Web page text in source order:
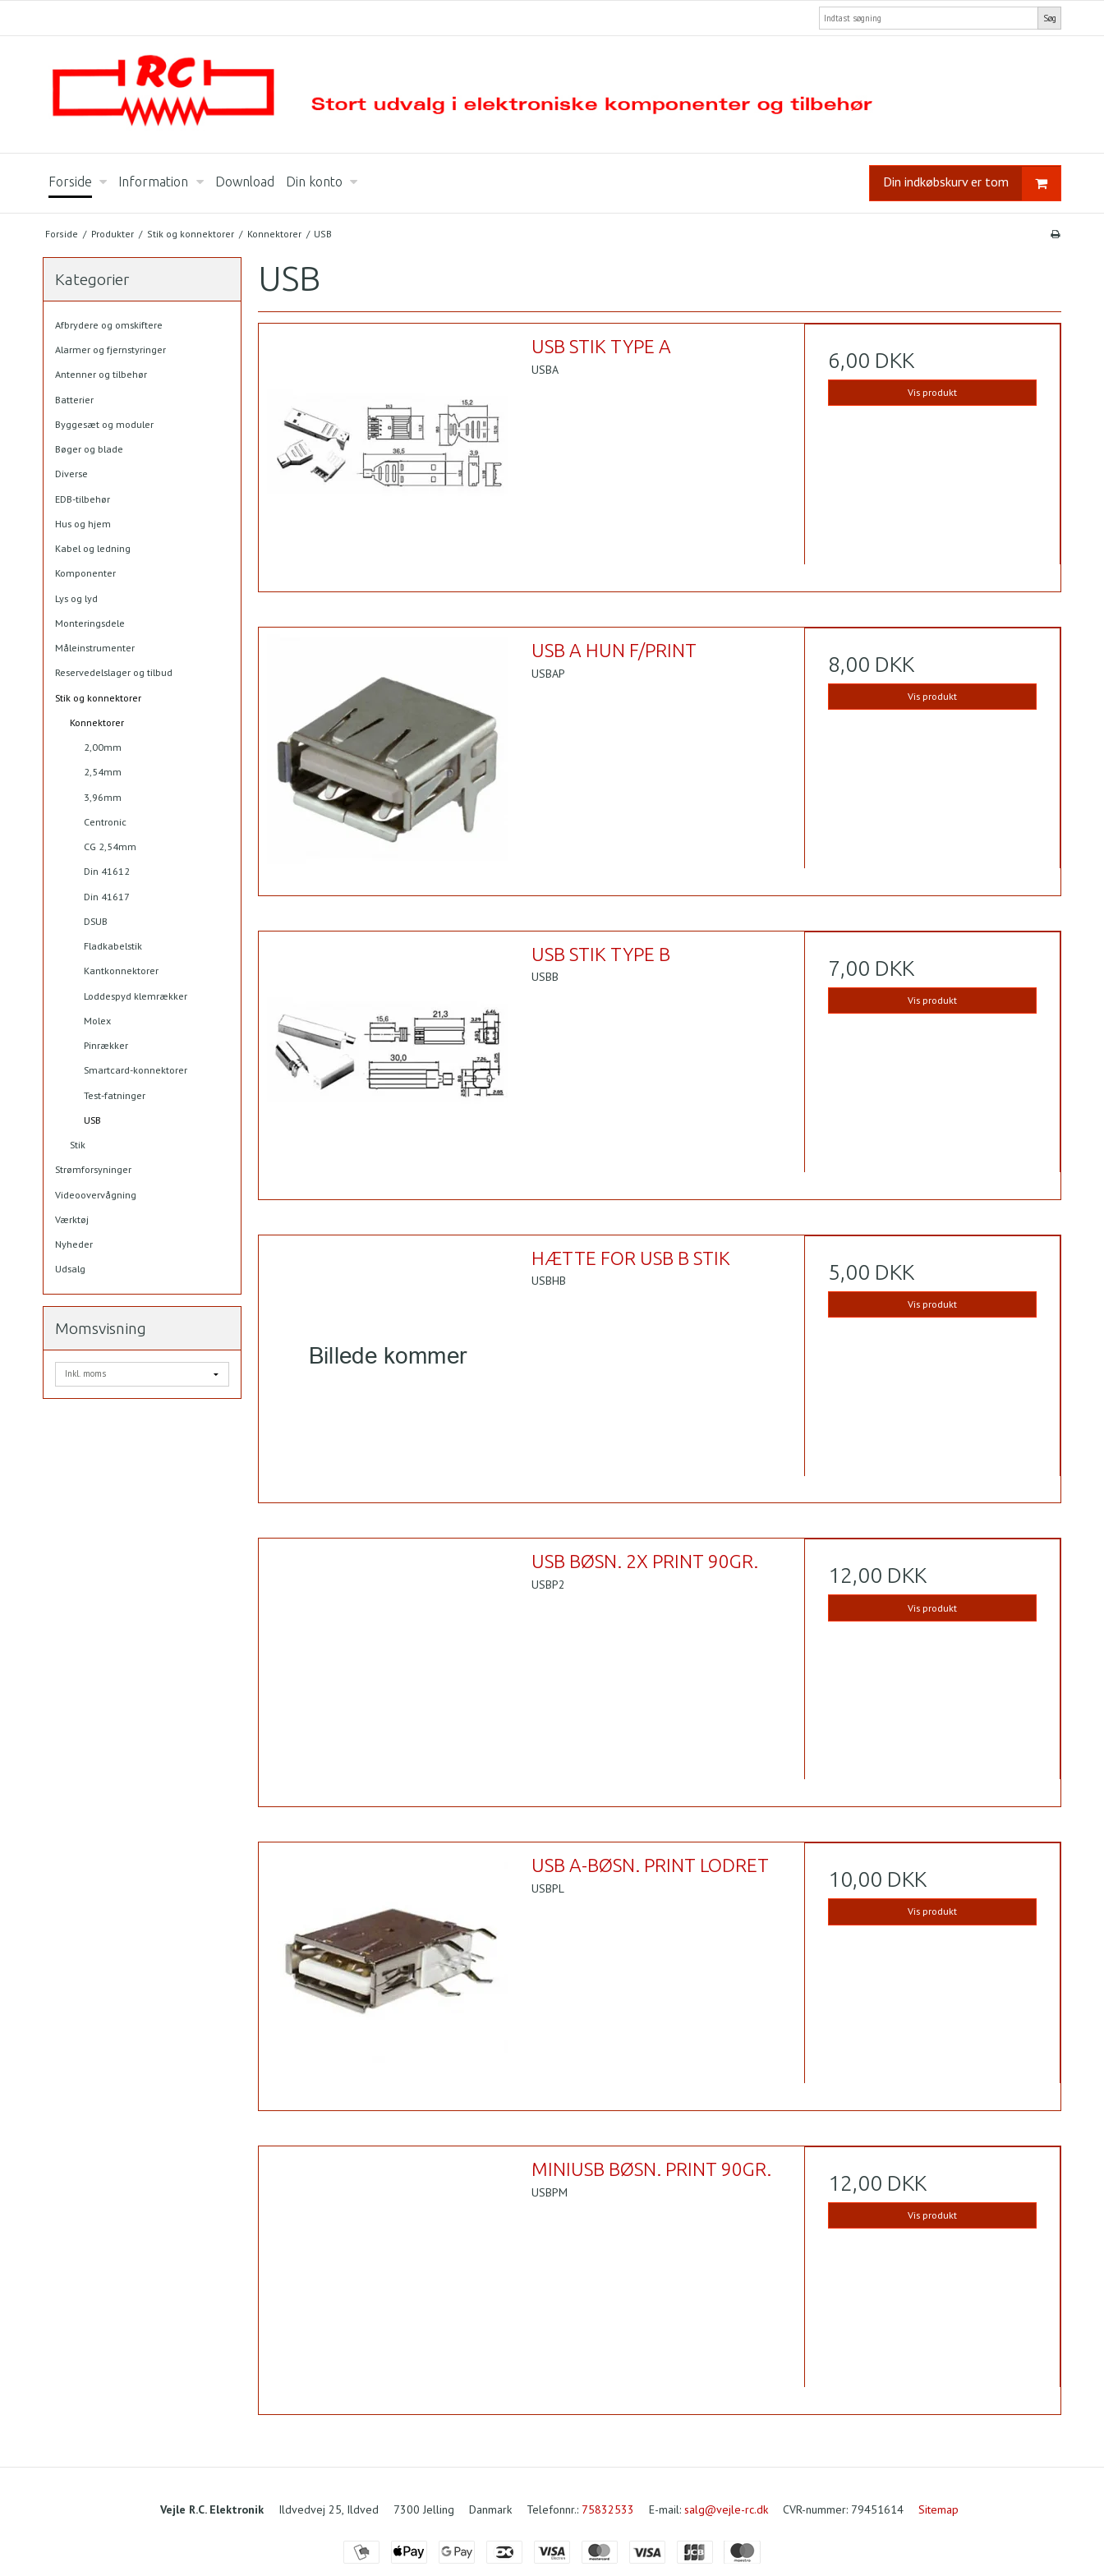
Søg
Forside Information Download Din konto Din indkøbskurv er tom
Forside / Produkter / Stik og konnektorer / Konnektorer / USB
Kategorier
Afbrydere og omskiftere
Alarmer og fjernstyringer
Antenner og tilbehør
Batterier
Byggesæt og moduler
Bøger og blade
Diverse
EDB-tilbehør
Hus og hjem
Kabel og ledning
Komponenter
Lys og lyd
Monteringsdele
Måleinstrumenter
Reservedelslager og tilbud
Stik og konnektorer
Konnektorer
2,00mm
2,54mm
3,96mm
Centronic
CG 2,54mm
Din 41612
Din 41617
DSUB
Fladkabelstik
Kantkonnektorer
Loddespyd klemrækker
Molex
Pinrækker
Smartcard-konnektorer
Test-fatninger
USB
Stik
Strømforsyninger
Videoovervågning
Værktøj
Nyheder
Udsalg
Momsvisning
USB
USB STIK TYPE A
USBA 6,00 DKK
Vis produkt
USB A HUN F/PRINT
USBAP 8,00 DKK
Vis produkt
USB STIK TYPE B
USBB 7,00 DKK
Vis produkt
HÆTTE FOR USB B STIK
USBHB 5,00 DKK
Vis produkt
USB BØSN. 2X PRINT 90GR.
USBP2 12,00 DKK
Vis produkt
USB A-BØSN. PRINT LODRET
USBPL 10,00 DKK
Vis produkt
MINIUSB BØSN. PRINT 90GR.
USBPM 12,00 DKK
Vis produkt
Vejle R.C. Elektronik Ildvedvej 25, Ildved 7300 Jelling Danmark Telefonnr.: 75832533 E-mail: salg@vejle-rc.dk CVR-nummer:79451614 Sitemap